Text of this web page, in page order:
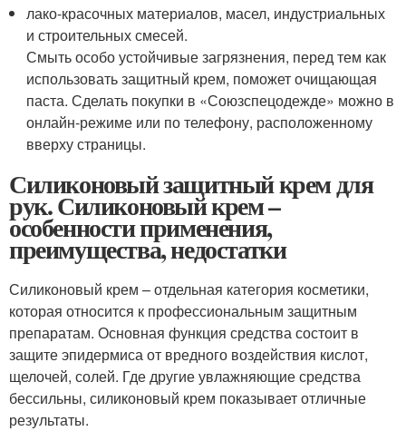
лако-красочных материалов, масел, индустриальных
и строительных смесей.
Смыть особо устойчивые загрязнения, перед тем как
использовать защитный крем, поможет очищающая
паста. Сделать покупки в «Союзспецодежде» можно в
онлайн-режиме или по телефону, расположенному
вверху страницы.
Силиконовый защитный крем для
рук. Силиконовый крем –
особенности применения,
преимущества, недостатки
Силиконовый крем – отдельная категория косметики,
которая относится к профессиональным защитным
препаратам. Основная функция средства состоит в
защите эпидермиса от вредного воздействия кислот,
щелочей, солей. Где другие увлажняющие средства
бессильны, силиконовый крем показывает отличные
результаты.